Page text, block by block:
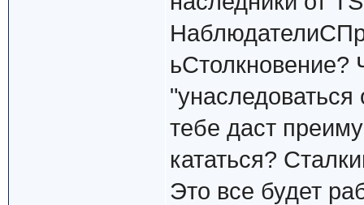
"унаследоваться
тебе даст
кататься?
Это все будет